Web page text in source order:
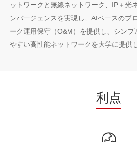
ットワークと無線ネットワーク、IP＋光
ンバージェンスを実現し、AIベースのプ
ーク運用保守（O&M）を提供し、シンプ
やすい高性能ネットワークを大学に提供
利点